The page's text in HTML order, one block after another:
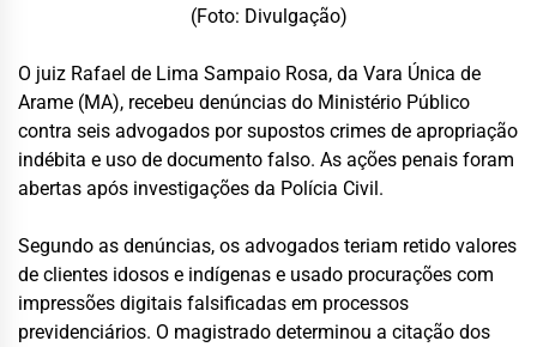
(Foto: Divulgação)
O juiz Rafael de Lima Sampaio Rosa, da Vara Única de
Arame (MA), recebeu denúncias do Ministério Público
contra seis advogados por supostos crimes de apropriação
indébita e uso de documento falso. As ações penais foram
abertas após investigações da Polícia Civil.
Segundo as denúncias, os advogados teriam retido valores
de clientes idosos e indígenas e usado procurações com
impressões digitais falsificadas em processos
previdenciários. O magistrado determinou a citação dos